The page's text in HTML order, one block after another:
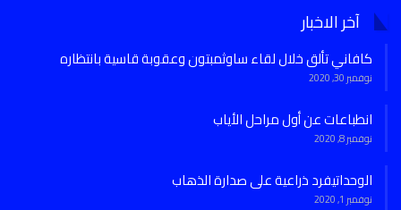
آخر الاخبار
كافاني تألق خلال لقاء ساوثمبتون وعقوبة قاسية بانتظاره
نوفمبر 30, 2020
انطباعات عن أول مراحل الأياب
نوفمبر 8, 2020
الوحداتيفرد ذراعية على صدارة الذهاب
نوفمبر 1, 2020